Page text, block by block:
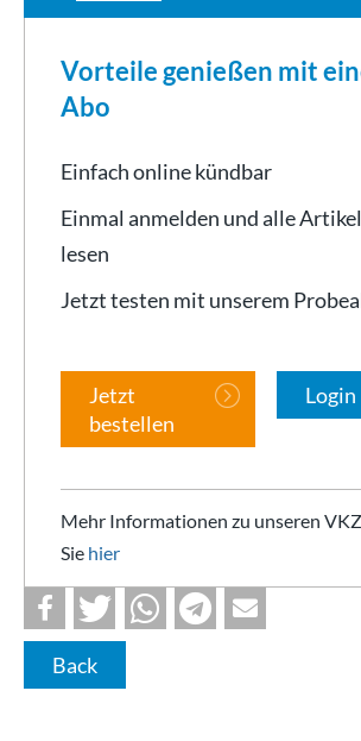
Vorteile genießen mit
Abo
Einfach online kündbar
Einmal anmelden und alle
lesen
Jetzt testen mit unserem
Jetzt
bestellen
Login
Mehr Informationen zu unseren
Sie hier
Back